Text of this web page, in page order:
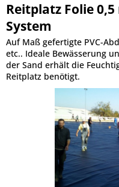
Reitplatz Folie
System
Auf Maß gefertigte PVC-
etc.. Ideale Bewässerung
der Sand erhält die
Reitplatz benötigt.